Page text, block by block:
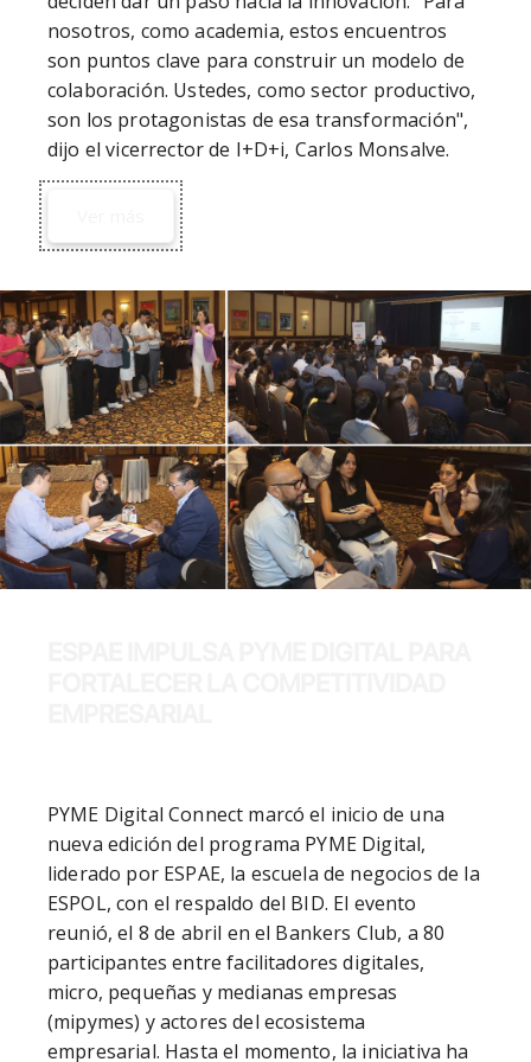
nosotros, como academia, estos encuentros
son puntos clave para construir un modelo de
colaboración. Ustedes, como sector productivo,
son los protagonistas de esa transformación",
dijo el vicerrector de I+D+i, Carlos Monsalve.
PYME Digital Connect marcó el inicio de una
nueva edición del programa PYME Digital,
liderado por ESPAE, la escuela de negocios de la
ESPOL, con el respaldo del BID. El evento
reunió, el 8 de abril en el Bankers Club, a 80
participantes entre facilitadores digitales,
micro, pequeñas y medianas empresas
(mipymes) y actores del ecosistema
empresarial. Hasta el momento, la iniciativa ha